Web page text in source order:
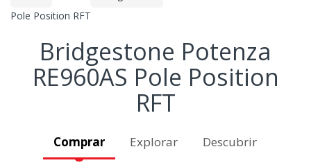
Pole Position RFT
Bridgestone Potenza
RE960AS Pole Position
RFT
Comprar Explorar Descubrir